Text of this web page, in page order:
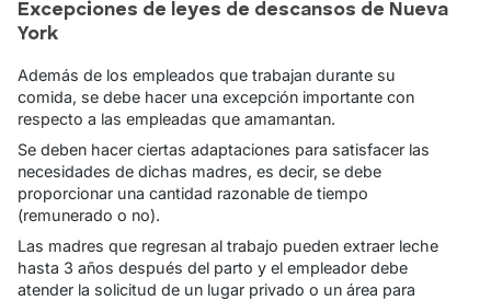
Excepciones de leyes de descansos de Nueva
York
Además de los empleados que trabajan durante su
comida, se debe hacer una excepción importante con
respecto a las empleadas que amamantan.
Se deben hacer ciertas adaptaciones para satisfacer las
necesidades de dichas madres, es decir, se debe
proporcionar una cantidad razonable de tiempo
(remunerado o no).
Las madres que regresan al trabajo pueden extraer leche
hasta 3 años después del parto y el empleador debe
atender la solicitud de un lugar privado o un área para